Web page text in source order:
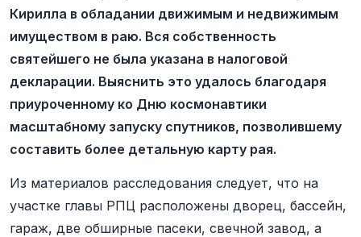
Кирилла в обладании движимым и недвижимым
имуществом в раю. Вся собственность
святейшего не была указана в налоговой
декларации. Выяснить это удалось благодаря
приуроченному ко Дню космонавтики
масштабному запуску спутников, позволившему
составить более детальную карту рая.
Из материалов расследования следует, что на
участке главы РПЦ расположены дворец, бассейн,
гараж, две обширные пасеки, свечной завод, а